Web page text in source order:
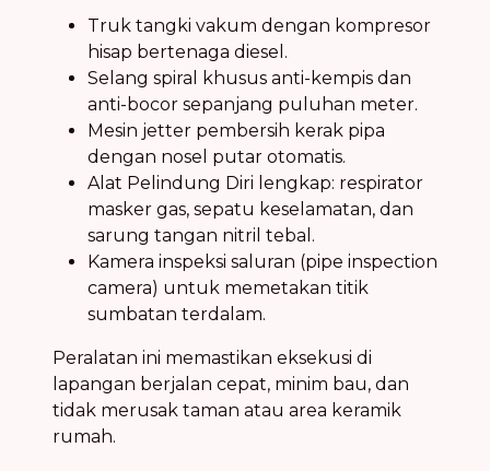
Truk tangki vakum dengan kompresor
hisap bertenaga diesel.
Selang spiral khusus anti-kempis dan
anti-bocor sepanjang puluhan meter.
Mesin jetter pembersih kerak pipa
dengan nosel putar otomatis.
Alat Pelindung Diri lengkap: respirator
masker gas, sepatu keselamatan, dan
sarung tangan nitril tebal.
Kamera inspeksi saluran (pipe inspection
camera) untuk memetakan titik
sumbatan terdalam.
Peralatan ini memastikan eksekusi di
lapangan berjalan cepat, minim bau, dan
tidak merusak taman atau area keramik
rumah.